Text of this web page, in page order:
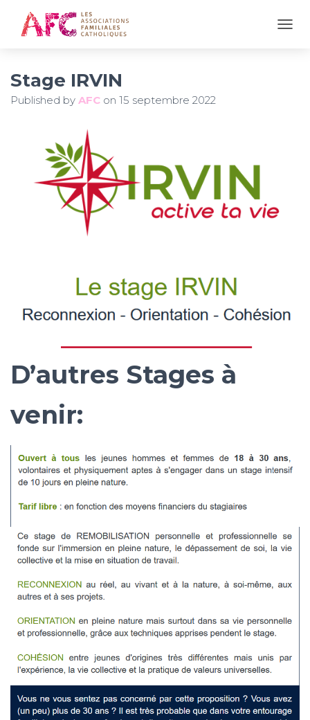
Stage IRVIN
Published by AFC on 15 septembre 2022
D’autres Stages à
venir: